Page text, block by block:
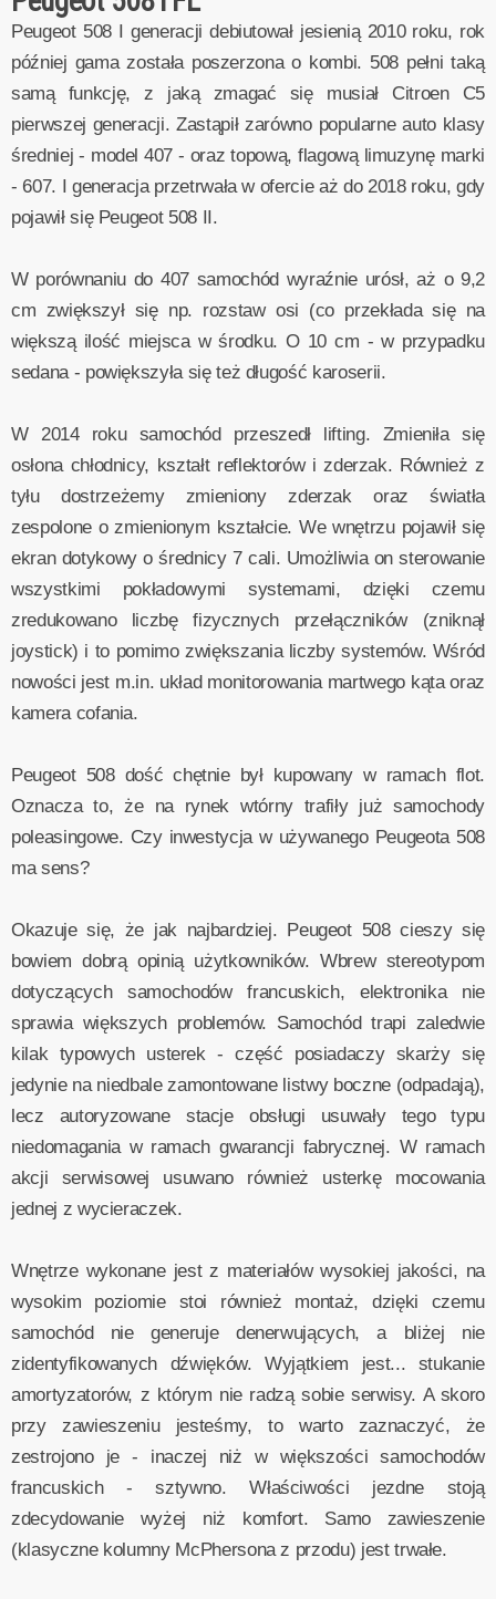
Peugeot 508 I generacji debiutował jesienią 2010 roku, rok
później gama została poszerzona o kombi. 508 pełni taką
samą funkcję, z jaką zmagać się musiał Citroen C5
pierwszej generacji. Zastąpił zarówno popularne auto klasy
średniej - model 407 - oraz topową, flagową limuzynę marki
- 607. I generacja przetrwała w ofercie aż do 2018 roku, gdy
pojawił się Peugeot 508 II.
W porównaniu do 407 samochód wyraźnie urósł, aż o 9,2
cm zwiększył się np. rozstaw osi (co przekłada się na
większą ilość miejsca w środku. O 10 cm - w przypadku
sedana - powiększyła się też długość karoserii.
W 2014 roku samochód przeszedł lifting. Zmieniła się
osłona chłodnicy, kształt reflektorów i zderzak. Również z
tyłu dostrzeżemy zmieniony zderzak oraz światła
zespolone o zmienionym kształcie. We wnętrzu pojawił się
ekran dotykowy o średnicy 7 cali. Umożliwia on sterowanie
wszystkimi pokładowymi systemami, dzięki czemu
zredukowano liczbę fizycznych przełączników (zniknął
joystick) i to pomimo zwiększania liczby systemów. Wśród
nowości jest m.in. układ monitorowania martwego kąta oraz
kamera cofania.
Peugeot 508 dość chętnie był kupowany w ramach flot.
Oznacza to, że na rynek wtórny trafiły już samochody
poleasingowe. Czy inwestycja w używanego Peugeota 508
ma sens?
Okazuje się, że jak najbardziej. Peugeot 508 cieszy się
bowiem dobrą opinią użytkowników. Wbrew stereotypom
dotyczących samochodów francuskich, elektronika nie
sprawia większych problemów. Samochód trapi zaledwie
kilak typowych usterek - część posiadaczy skarży się
jedynie na niedbale zamontowane listwy boczne (odpadają),
lecz autoryzowane stacje obsługi usuwały tego typu
niedomagania w ramach gwarancji fabrycznej. W ramach
akcji serwisowej usuwano również usterkę mocowania
jednej z wycieraczek.
Wnętrze wykonane jest z materiałów wysokiej jakości, na
wysokim poziomie stoi również montaż, dzięki czemu
samochód nie generuje denerwujących, a bliżej nie
zidentyfikowanych dźwięków. Wyjątkiem jest... stukanie
amortyzatorów, z którym nie radzą sobie serwisy. A skoro
przy zawieszeniu jesteśmy, to warto zaznaczyć, że
zestrojono je - inaczej niż w większości samochodów
francuskich - sztywno. Właściwości jezdne stoją
zdecydowanie wyżej niż komfort. Samo zawieszenie
(klasyczne kolumny McPhersona z przodu) jest trwałe.